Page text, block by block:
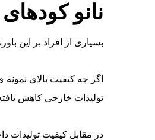
نانو
بسیاری از افراد بر این
اگر چه کیفیت بالای نمونه
تولیدات خارجی کاهش
در مقابل کیفیت تولیدات